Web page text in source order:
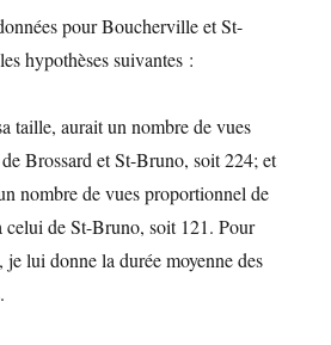
pour Boucherville et St-
hypothèses suivantes :
taille, aurait un nombre de vues
Brossard et St-Bruno, soit 224; et
nombre de vues proportionnel de
celui de St-Bruno, soit 121. Pour
je lui donne la durée moyenne des